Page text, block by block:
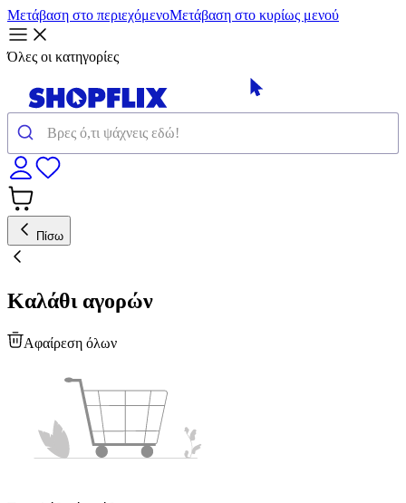
Μετάβαση στο περιεχόμενοΜετάβαση στο κυρίως μενού
Όλες οι κατηγορίες
Πίσω
Καλάθι αγορών
Αφαίρεση όλων